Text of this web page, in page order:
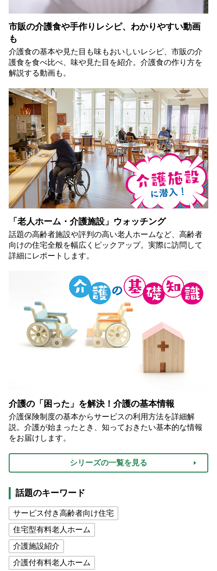
市販の介護食や手作りレシピ、わかりやすい動画
も
介護食の基本や見た目も味もおいしいレシピ、市販の介
護食を食べ比べ、味や見た目を紹介。介護食の作り方を
解説する動画も。
「老人ホーム・介護施設」ウォッチング
話題の高齢者施設や評判の高い老人ホームなど、高齢者
向けの住宅全般を幅広くピックアップ。実際に訪問して
詳細にレポートします。
介護の「困った」を解決！介護の基本情報
介護保険制度の基本からサービスの利用方法を詳細解
説。介護が始まったとき、知っておきたい基本的な情報
をお届けします。
シリーズの一覧を見る
話題のキーワード
サービス付き高齢者向け住宅
住宅型有料老人ホーム
介護施設紹介
介護付有料老人ホーム